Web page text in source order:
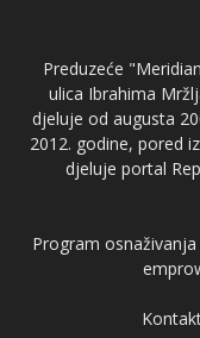
Preduzeće
ulica Ibrahima
djeluje od augusta
2012. godine, pored
djeluje portal
Program